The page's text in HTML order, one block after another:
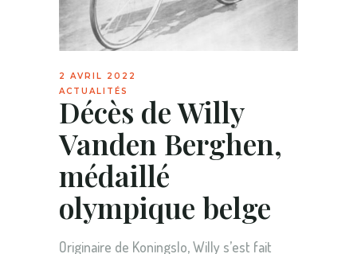
2 AVRIL 2022
ACTUALITÉS
Décès de Willy
Vanden Berghen,
médaillé
olympique belge
Originaire de Koningslo, Willy s’est fait